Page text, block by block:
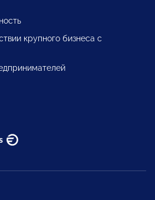
крупного бизнеса с